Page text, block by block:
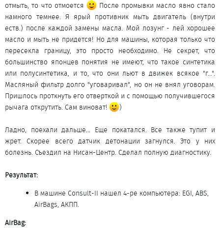
отмыть, то что отмоется
После промывки масло явно стало
намного темнее. Я ярый противник мыть двигатель (внутри
еств.) после каждой замены масла. Мой лозунг - лей хорошее
масло и мыть не придется! Но для машины, которая только что
пересекла границу, это просто необходимо. Не секрет, что
большинство японцев понятия не имеют, что такое синтетика
или полусинтетика, и то, что они льют в движек всякое "г...".
Масляный фильтр долго "уговаривал", но он не внял уговорам.
Пришлось проткнуть его отверткой и с помощью получившегося
рычага открутить. Сам виноват!
)
Ладно, поехали дальше… Еще покатался. Все также тупит и
жрет. Скорее всего датчик детонации загнулся. Это у них
болезнь. Съездил на Нисан-Центр. Сделал полную диагностику.
Результат:
В машине Consult-II нашел 4-ре компьютера: EGI, ABS,
AirBags, АКПП.
AirBag: